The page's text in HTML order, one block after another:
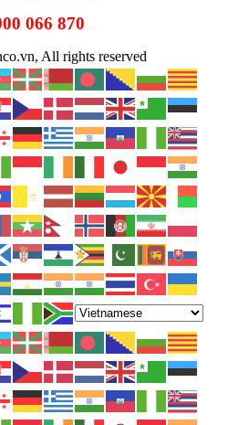
066 870
All rights reserved